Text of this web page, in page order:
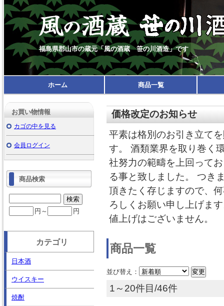
福島県郡山市の蔵元「風の酒蔵 笹の川酒造」です
ホーム 商品一覧
価格改定のお知らせ
平素は格別のお引き立て
す。 酒類業界を取り巻く
社努力の範疇を上回って
る事と致しました。 つき
頂きたく存じますので、
ろしくお願い申し上げま
値上げはございません。
商品一覧
並び替え：
1～20件目/46件
お買い物情報
カゴの中を見る
会員ログイン
商品検索
円～ 円
カテゴリ
日本酒
ウイスキー
焼酎